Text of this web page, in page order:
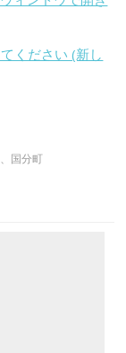
ください (新し
国分町